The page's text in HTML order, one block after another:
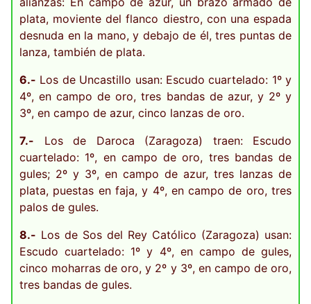
plata, moviente del flanco diestro, con una espada
desnuda en la mano, y debajo de él, tres puntas de
lanza, también de plata.
6.- Los de Uncastillo usan: Escudo cuartelado: 1º y
4º, en campo de oro, tres bandas de azur, y 2º y
3º, en campo de azur, cinco lanzas de oro.
7.- Los de Daroca (Zaragoza) traen: Escudo
cuartelado: 1º, en campo de oro, tres bandas de
gules; 2º y 3º, en campo de azur, tres lanzas de
plata, puestas en faja, y 4º, en campo de oro, tres
palos de gules.
8.- Los de Sos del Rey Católico (Zaragoza) usan:
Escudo cuartelado: 1º y 4º, en campo de gules,
cinco moharras de oro, y 2º y 3º, en campo de oro,
tres bandas de gules.